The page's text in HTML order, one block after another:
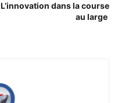
L’innovation dans la course
au large